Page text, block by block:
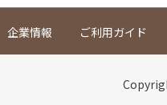
企業情報 ご利用ガイド